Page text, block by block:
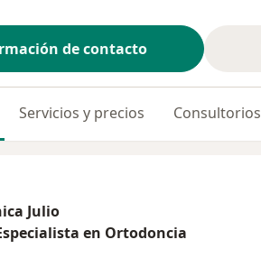
de contacto
Servicios y precios Consultorios
Julio
en Ortodoncia